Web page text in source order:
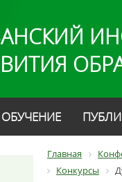
ОБУЧЕНИЕ
Главная
Конкурсы